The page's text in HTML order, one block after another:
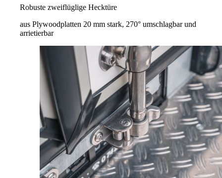
Robuste zweiflüglige Hecktüre
aus Plywoodplatten 20 mm stark, 270° umschlagbar und
arrietierbar